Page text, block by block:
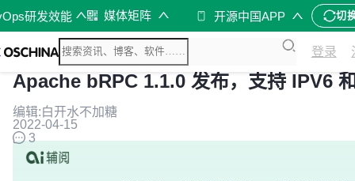
研发效能 媒体矩阵 开源中国APP 切
登录
Apache bRPC 1.1.0 发布，支持 IPV6
编辑:白开水不加糖
2022-04-15
3